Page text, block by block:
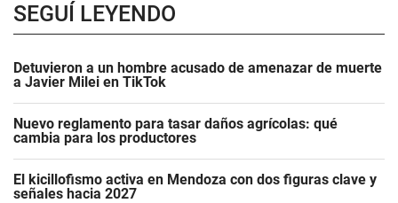
SEGUÍ LEYENDO
Detuvieron a un hombre acusado de amenazar de muerte
a Javier Milei en TikTok
Nuevo reglamento para tasar daños agrícolas: qué
cambia para los productores
El kicillofismo activa en Mendoza con dos figuras clave y
señales hacia 2027